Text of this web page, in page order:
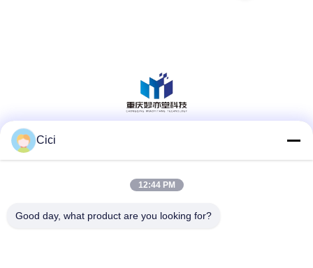
ติดต่อเร็ว
Cici
12:44 PM
Good day, what product are you looking for?